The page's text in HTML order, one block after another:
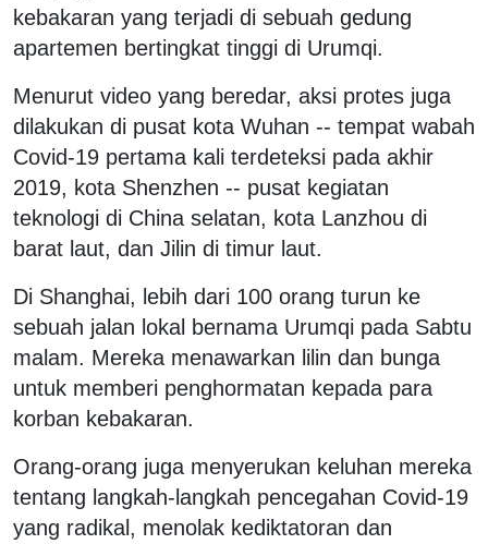
kebakaran yang terjadi di sebuah gedung
apartemen bertingkat tinggi di Urumqi.
Menurut video yang beredar, aksi protes juga
dilakukan di pusat kota Wuhan -- tempat wabah
Covid-19 pertama kali terdeteksi pada akhir
2019, kota Shenzhen -- pusat kegiatan
teknologi di China selatan, kota Lanzhou di
barat laut, dan Jilin di timur laut.
Di Shanghai, lebih dari 100 orang turun ke
sebuah jalan lokal bernama Urumqi pada Sabtu
malam. Mereka menawarkan lilin dan bunga
untuk memberi penghormatan kepada para
korban kebakaran.
Orang-orang juga menyerukan keluhan mereka
tentang langkah-langkah pencegahan Covid-19
yang radikal, menolak kediktatoran dan